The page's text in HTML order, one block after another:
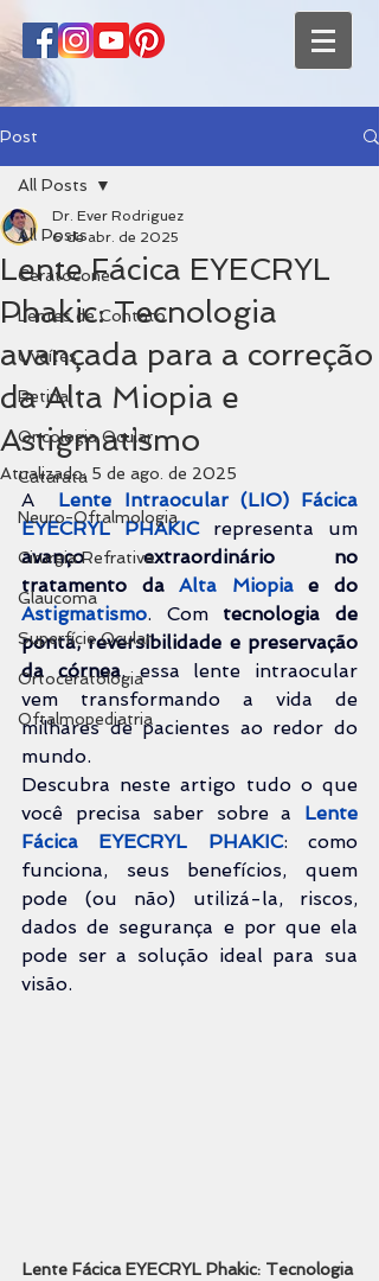
Post
All Posts
Ceratocone
Lentes de Contato
Uveítes
Retina
Oncologia Ocular
Catarata
Neuro-Oftalmologia
Cirurgia Refrativa
Glaucoma
Superfície Ocular
Ortoceratologia
Oftalmopediatria
All Posts
Lente Fácica EYECRYL
Phakic: Tecnologia
avançada para a correção
da Alta Miopia e
Astigmatismo
Dr. Ever Rodriguez
6 de abr. de 2025
Atualizado: 5 de ago. de 2025
A Lente Intraocular (LIO) Fácica
EYECRYL PHAKIC
avanço extraordinário no
tratamento da Alta Miopia
Astigmatismo. Com tecnologia de
ponta, reversibilidade e preservação
da córnea, essa lente intraocular
vem transformando a vida de
milhares de pacientes ao redor do
mundo.
Descubra neste artigo tudo o que
você precisa saber sobre a Lente
Fácica EYECRYL PHAKIC: como
funciona, seus benefícios, quem
pode (ou não) utilizá-la, riscos,
dados de segurança e por que ela
pode ser a solução ideal para sua
visão.
Lente Fácica EYECRYL Phakic: Tecnologia